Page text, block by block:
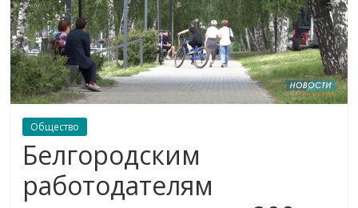
Общество
Белгородским
работодателям